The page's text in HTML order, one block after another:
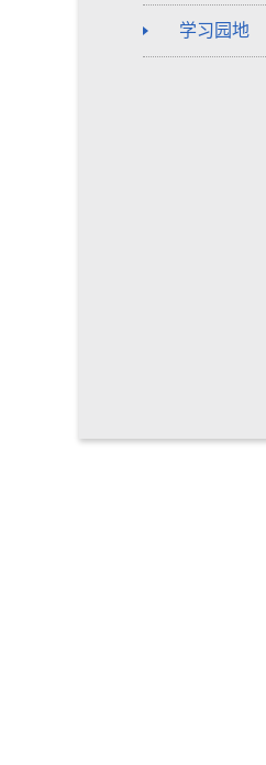
学习园地